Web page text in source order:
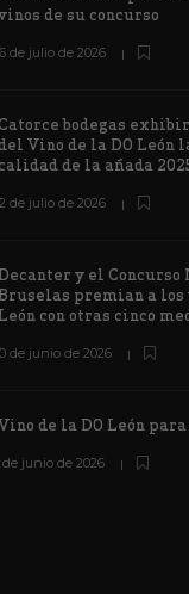
de su concurso
de julio de 2026
Catorce bodegas
del Vino de la DO León
calidad de la añada
de julio de 2026
Decanter y el
Bruselas premian a los
León con otras cinco
de junio de 2026
de la DO León
de junio de 2026